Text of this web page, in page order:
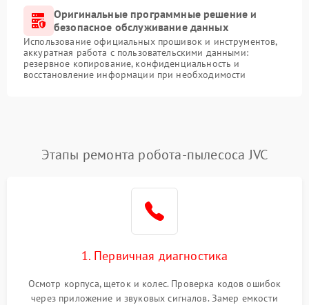
Оригинальные программные решение и
безопасное обслуживание данных
Использование официальных прошивок и инструментов,
аккуратная работа с пользовательскими данными:
резервное копирование, конфиденциальность и
восстановление информации при необходимости
Этапы ремонта робота-пылесоса JVC
1. Первичная диагностика
Осмотр корпуса, щеток и колес. Проверка кодов ошибок
через приложение и звуковых сигналов. Замер емкости